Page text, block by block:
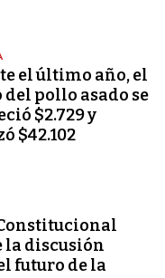
el último año, el
pollo asado se
$2.729 y
$42.102
la discusión
futuro de la